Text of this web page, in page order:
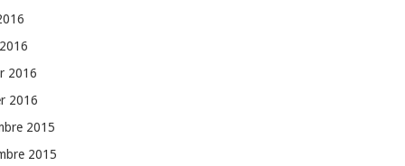
2016
2016
2015
2015